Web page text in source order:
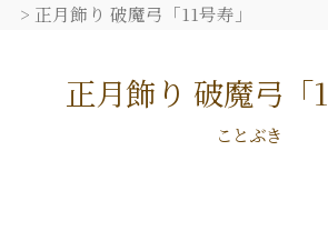
正月飾り 破魔弓「11号寿」
正月飾り 破魔弓「
ことぶき